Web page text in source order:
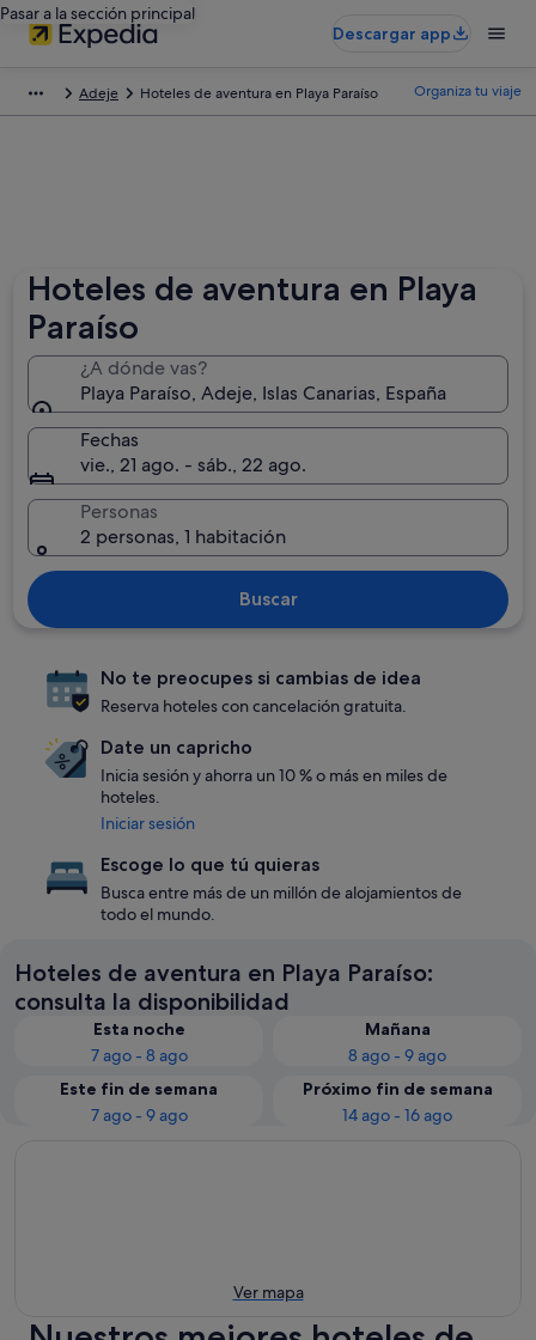
Pasar a la sección principal
Descargar app
Adeje Hoteles de aventura en Playa Paraíso Organiza tu viaje
Hoteles de aventura en Playa
Paraíso
¿A dónde vas?
Playa Paraíso, Adeje, Islas Canarias, España
Fechas
vie., 21 ago. - sáb., 22 ago.
Personas
2 personas, 1 habitación
Buscar
No te preocupes si cambias de idea
Reserva hoteles con cancelación gratuita.
Date un capricho
Inicia sesión y ahorra un 10 % o más en miles de
hoteles.
Iniciar sesión
Escoge lo que tú quieras
Busca entre más de un millón de alojamientos de
todo el mundo.
Hoteles de aventura en Playa Paraíso:
consulta la disponibilidad
Esta noche
7 ago - 8 ago
Mañana
8 ago - 9 ago
Este fin de semana
7 ago - 9 ago
Próximo fin de semana
14 ago - 16 ago
Ver mapa